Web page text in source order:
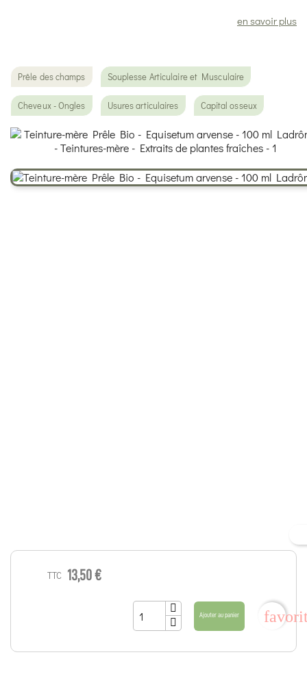
en savoir plus
Prêle des champs Souplesse Articulaire et Musculaire
Cheveux - Ongles Usures articulaires Capital osseux
TTC 13,50 €
Ajouter au panier